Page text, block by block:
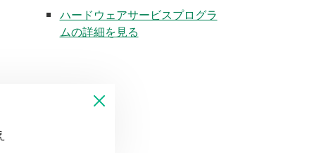
ハードウェアサービスプログラ
ムの詳細を見る